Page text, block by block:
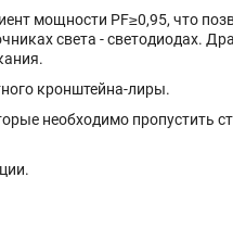
мощности PF≥0,95, что
света - светодиодах.
кронштейна-лиры.
необходимо пропустить